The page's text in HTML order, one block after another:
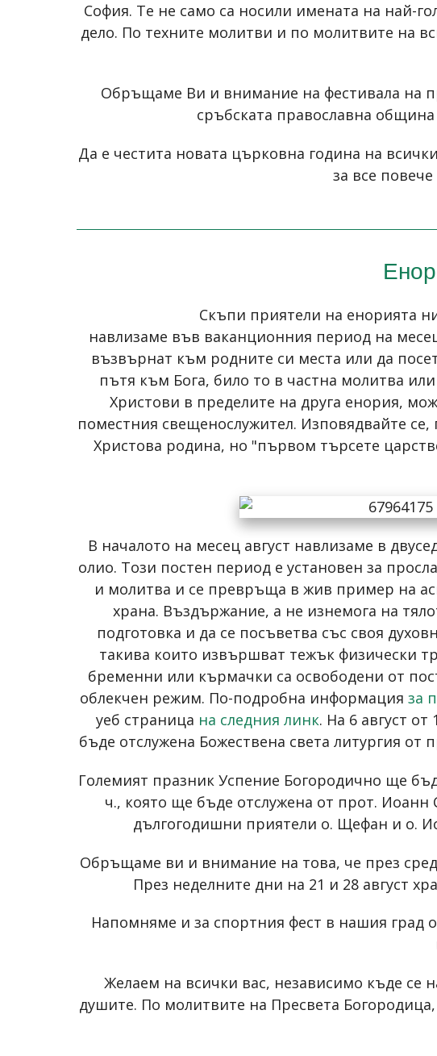
София. Те не само са носили имената на най-
дело. По техните молитви и по молитвите на
Обръщаме Ви и внимание на фестивала на
сръбската православна
Да е честита новата църковна година на
за все
Скъпи приятели на енорията
навлизаме във ваканционния период на
възвърнат към родните си места или да
пътя към Бога, било то в частна молитва
Христови в пределите на друга енория,
поместния свещенослужител. Изповядвайте се,
Христова родина, но "първом търсете
В началото на месец август навлизаме в
олио. Този постен период е установен за
и молитва и се превръща в жив пример на
храна. Въздържание, а не изнемога на
подготовка и да се посъветва със своя
такива които извършват тежък физически
бременни или кърмачки са освободени от
облекчен режим. По-подробна информация за
уеб страница на следния линк. На 6 август
бъде отслужена Божествена света литургия
Големият празник Успение Богородично ще
ч., която ще бъде отслужена от прот.
дългогодишни приятели о. Щефан и о.
Обръщаме ви и внимание на това, че през
През неделните дни на 21 и 28 август
Напомняме и за спортния фест в нашия град
Желаем на всички вас, независимо къде се
душите. По молитвите на Пресвета